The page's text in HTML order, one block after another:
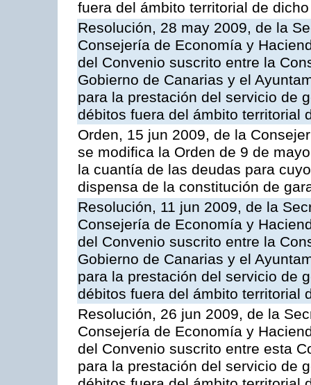
fuera del ámbito territorial de
Resolución, 28 may 2009, de la
Consejería de Economía y
del Convenio suscrito entre la
Gobierno de Canarias y el
para la prestación del servicio de
débitos fuera del ámbito territorial
Orden, 15 jun 2009, de la
se modifica la Orden de 9 de
la cuantía de las deudas para
dispensa de la constitución de
Resolución, 11 jun 2009, de la
Consejería de Economía y
del Convenio suscrito entre la
Gobierno de Canarias y el
para la prestación del servicio de
débitos fuera del ámbito territorial
Resolución, 26 jun 2009, de la
Consejería de Economía y
del Convenio suscrito entre esta
para la prestación del servicio de